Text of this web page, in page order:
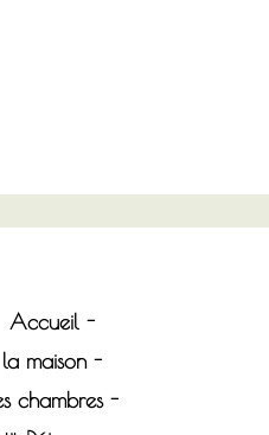
Accueil
la maison
chambres